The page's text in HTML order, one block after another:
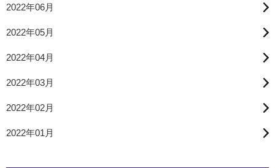
2022年06月
2022年05月
2022年04月
2022年03月
2022年02月
2022年01月